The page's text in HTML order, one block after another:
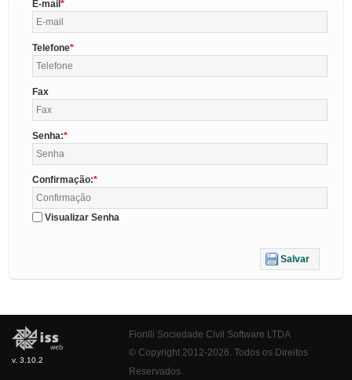
E-mail
Telefone
Fax
Senha:
Confirmação:
Visualizar Senha
Salvar
v. 3.10.2
Fiorilli Sociedade Civil Software LTDA
© Copyright 2012-2026. Todos os Direitos
Reservados.